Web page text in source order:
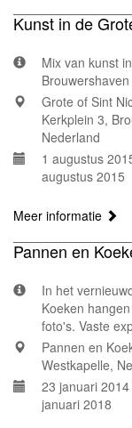
Kunst in de
Mix van kunst
Brouwershaven
Grote of Sint
Kerkplein 3,
Nederland
1 augustus
augustus 2015
Meer informatie
Pannen en
In het
Koeken
foto's. Vaste
Pannen en
Westkapelle,
23 januari
januari 2018